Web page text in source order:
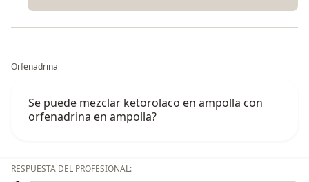
Orfenadrina
Se puede mezclar ketorolaco en ampolla con
orfenadrina en ampolla?
RESPUESTA DEL PROFESIONAL: